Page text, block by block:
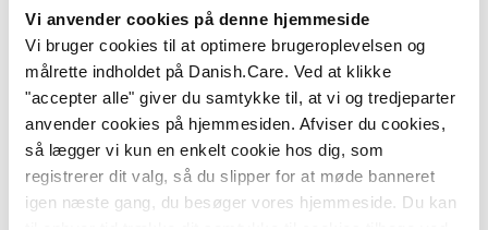
Vi anvender cookies på denne hjemmeside
Vi bruger cookies til at optimere brugeroplevelsen og
målrette indholdet på Danish.Care. Ved at klikke
"accepter alle" giver du samtykke til, at vi og tredjeparter
anvender cookies på hjemmesiden. Afviser du cookies,
så lægger vi kun en enkelt cookie hos dig, som
registrerer dit valg, så du slipper for at møde banneret
igen næste gang, du besøger vores hjemmeside. Du kan